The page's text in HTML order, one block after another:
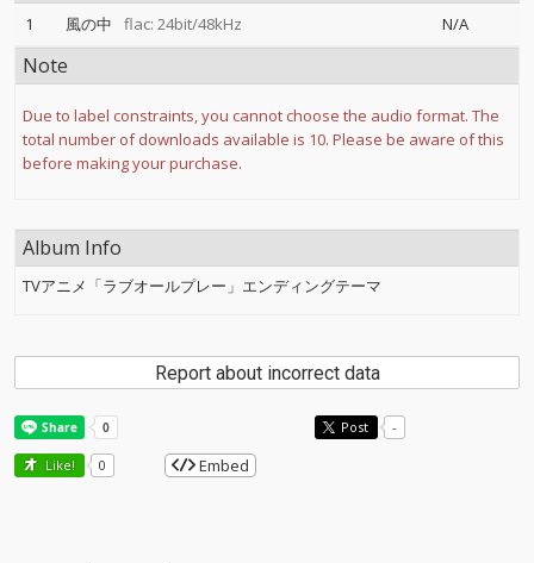
1 風の中 flac: 24bit/48kHz N/A
Note
Due to label constraints, you cannot choose the audio format. The
total number of downloads available is 10. Please be aware of this
before making your purchase.
Album Info
TVアニメ「ラブオールプレー」エンディングテーマ
Report about incorrect data
Post -
Like! 0 Embed